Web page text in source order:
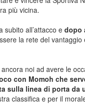
più vicina.
subito all’attacco e dopo
la rete del
noi ad avere le
con Momoh che
sulla linea di porta da
classifica e per il